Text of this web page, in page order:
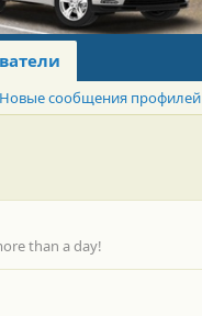
Новые сообщения профилей
than a day!